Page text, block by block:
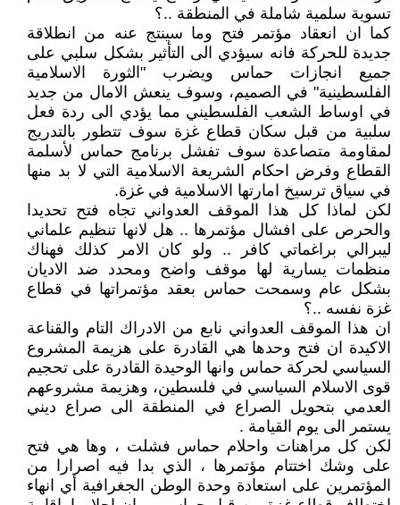
تسوية سلمية شاملة في المنطقة ..؟
كما ان انعقاد مؤتمر فتح وما سينتج عنه من انطلاقة
جديدة للحركة فانه سيؤدي الى التأثير بشكل سلبي على
جميع انجازات حماس ويضرب "الثورة الاسلامية
الفلسطينية" في الصميم، وسوف ينعش الامال من جديد
في اوساط الشعب الفلسطيني مما يؤدي الى ردة فعل
سلبية من قبل سكان قطاع غزة سوف تتطور بالتدريج
لمقاومة متصاعدة سوف تفشل برنامج حماس لأسلمة
القطاع وفرض احكام الشريعة الاسلامية التي لا بد منها
في سياق ترسيخ امارتها الاسلامية في غزة.
لكن لماذا كل هذا الموقف العدواني تجاه فتح تحديدا
والحرص على افشال مؤتمرها .. هل لانها تنظيم علماني
ليبرالي براغماتي كافر .. ولو كان الامر كذلك فهناك
منظمات يسارية لها موقف واضح ومحدد ضد الاديان
بشكل عام وسمحت حماس بعقد مؤتمراتها في قطاع
غزة نفسه ..؟
ان هذا الموقف العدواني نابع من الادراك التام والقناعة
الاكيدة ان فتح وحدها هي القادرة على هزيمة المشروع
السياسي لحركة حماس وانها الوحيدة القادرة على تحجيم
قوى الاسلام السياسي في فلسطين، وهزيمة مشروعهم
العدمي بتحويل الصراع في المنطقة الى صراع ديني
يستمر الى يوم القيامة .
لكن كل مراهنات واحلام حماس فشلت ، وها هي فتح
على وشك اختتام مؤتمرها ، الذي بدا فيه اصرارا من
المؤتمرين على استعادة وحدة الوطن الجغرافية أي انهاء